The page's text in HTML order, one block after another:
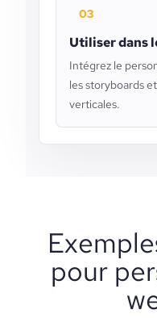
03
Utiliser dans
Intégrez le
les storyboards
verticales.
pour